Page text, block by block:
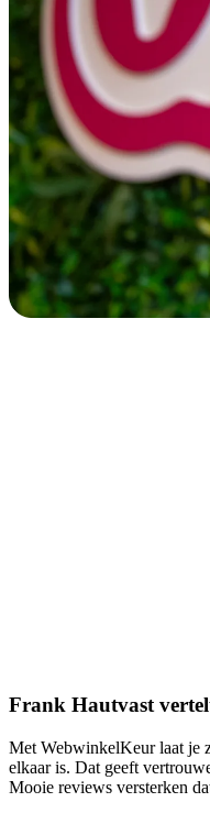
Frank Hautvast
Met WebwinkelKeur laat je
elkaar is. Dat geeft
Mooie reviews versterken